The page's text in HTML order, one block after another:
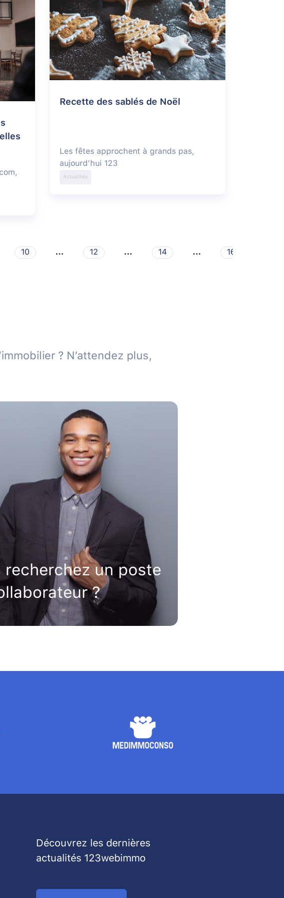
Recette des sablés de Noël
Les fêtes approchent à grands pas,
aujourd’hui 123
Actualités
10 … 12 … 14 … 16
? N’attendez plus,
recherchez un poste
?
Découvrez les dernières
actualités 123webimmo